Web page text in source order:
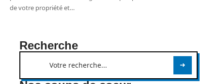
de votre propriété et…
Recherche